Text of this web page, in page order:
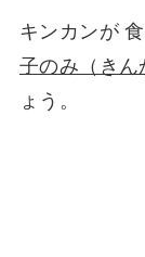
キンカンが
子のみ（き
ょう。